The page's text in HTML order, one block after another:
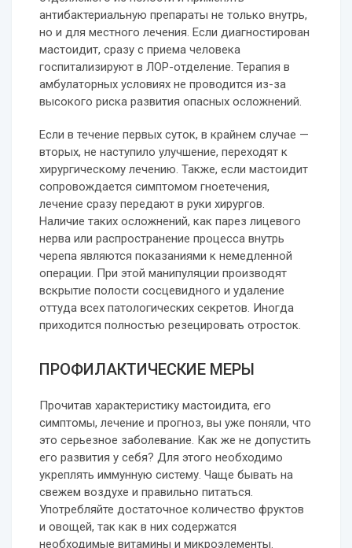
антибактериальную препараты не только внутрь,
но и для местного лечения. Если диагностирован
мастоидит, сразу с приема человека
госпитализируют в ЛОР-отделение. Терапия в
амбулаторных условиях не проводится из-за
высокого риска развития опасных осложнений.
Если в течение первых суток, в крайнем случае —
вторых, не наступило улучшение, переходят к
хирургическому лечению. Также, если мастоидит
сопровождается симптомом гноетечения,
лечение сразу передают в руки хирургов.
Наличие таких осложнений, как парез лицевого
нерва или распространение процесса внутрь
черепа являются показаниями к немедленной
операции. При этой манипуляции производят
вскрытие полости сосцевидного и удаление
оттуда всех патологических секретов. Иногда
приходится полностью резецировать отросток.
ПРОФИЛАКТИЧЕСКИЕ МЕРЫ
Прочитав характеристику мастоидита, его
симптомы, лечение и прогноз, вы уже поняли, что
это серьезное заболевание. Как же не допустить
его развития у себя? Для этого необходимо
укреплять иммунную систему. Чаще бывать на
свежем воздухе и правильно питаться.
Употребляйте достаточное количество фруктов
и овощей, так как в них содержатся
необходимые витамины и микроэлементы.